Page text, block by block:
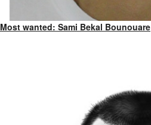
Most wanted: Sami Bekal Bounouare